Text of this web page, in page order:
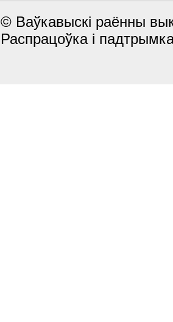
© Ваўкавыскі раённы
Распрацоўка і